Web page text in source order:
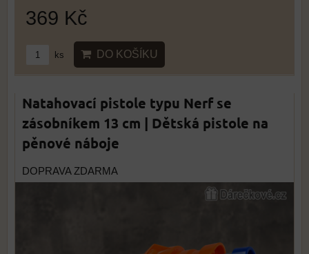
369 Kč
ks DO KOŠÍKU
Natahovací pistole typu Nerf se
zásobníkem 13 cm | Dětská pistole na
pěnové náboje
DOPRAVA ZDARMA